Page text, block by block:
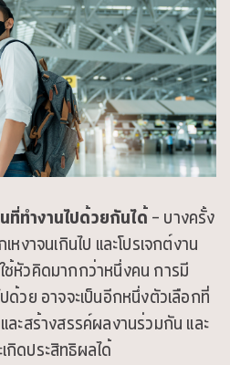
ที่ทำงานไปด้วยกันได้– บางครั้ง
หงาจนเกินไป และโปรเจกต์งาน
ช้หัวคิดมากกว่าหนึ่งคน การมี
ด้วย อาจจะเป็นอีกหนึ่งตัวเลือกที่
ละสร้างสรรค์ผลงานร่วมกัน และ
กิดประสิทธิผลได้